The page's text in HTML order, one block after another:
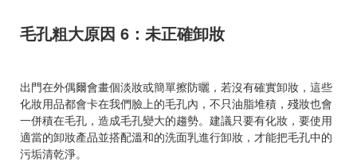
毛孔粗大原因 6：未正確卸妝
出門在外偶爾會畫個淡妝或簡單擦防曬，若沒有確實卸妝，這些
化妝用品都會卡在我們臉上的毛孔內，不只油脂堆積，殘妝也會
一併積在毛孔，造成毛孔變大的趨勢。建議只要有化妝，要使用
適當的卸妝產品並搭配溫和的洗面乳進行卸妝，才能把毛孔中的
污垢清乾淨。